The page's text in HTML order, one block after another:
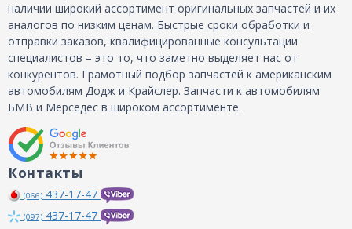
наличии широкий ассортимент оригинальных запчастей и их
аналогов по низким ценам. Быстрые сроки обработки и
отправки заказов, квалифицированные консультации
специалистов – это то, что заметно выделяет нас от
конкурентов. Грамотный подбор запчастей к американским
автомобилям Додж и Крайслер. Запчасти к автомобилям
БМВ и Мерседес в широком ассортименте.
Контакты
(066) 437-17-47
(097) 437-17-47